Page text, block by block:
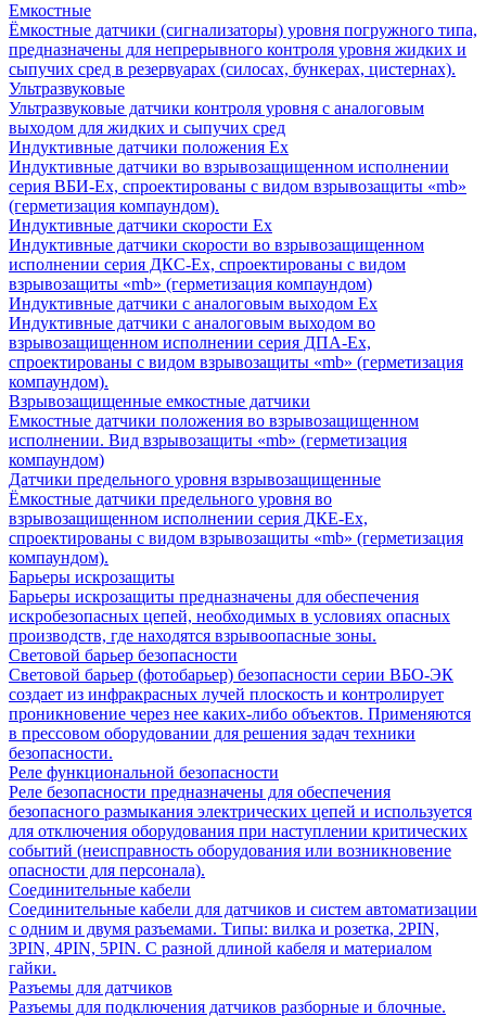
Емкостные
Ёмкостные датчики (сигнализаторы) уровня погружного типа,
предназначены для непрерывного контроля уровня жидких и
сыпучих сред в резервуарах (силосах, бункерах, цистернах).
Ультразвуковые
Ультразвуковые датчики контроля уровня с аналоговым
выходом для жидких и сыпучих сред
Индуктивные датчики положения Ех
Индуктивные датчики во взрывозащищенном исполнении
серия ВБИ-Ех, спроектированы с видом взрывозащиты «mb»
(герметизация компаундом).
Индуктивные датчики скорости Ех
Индуктивные датчики скорости во взрывозащищенном
исполнении серия ДКС-Ех, спроектированы с видом
взрывозащиты «mb» (герметизация компаундом)
Индуктивные датчики с аналоговым выходом Ех
Индуктивные датчики с аналоговым выходом во
взрывозащищенном исполнении серия ДПА-Ех,
спроектированы с видом взрывозащиты «mb» (герметизация
компаундом).
Взрывозащищенные емкостные датчики
Емкостные датчики положения во взрывозащищенном
исполнении. Вид взрывозащиты «mb» (герметизация
компаундом)
Датчики предельного уровня взрывозащищенные
Ёмкостные датчики предельного уровня во
взрывозащищенном исполнении серия ДКЕ-Ех,
спроектированы с видом взрывозащиты «mb» (герметизация
компаундом).
Барьеры искрозащиты
Барьеры искрозащиты предназначены для обеспечения
искробезопасных цепей, необходимых в условиях опасных
производств, где находятся взрывоопасные зоны.
Световой барьер безопасности
Световой барьер (фотобарьер) безопасности серии ВБО-ЭК
создает из инфракрасных лучей плоскость и контролирует
проникновение через нее каких-либо объектов. Применяются
в прессовом оборудовании для решения задач техники
безопасности.
Реле функциональной безопасности
Реле безопасности предназначены для обеспечения
безопасного размыкания электрических цепей и используется
для отключения оборудования при наступлении критических
событий (неисправность оборудования или возникновение
опасности для персонала).
Соединительные кабели
Соединительные кабели для датчиков и систем автоматизации
с одним и двумя разъемами. Типы: вилка и розетка, 2PIN,
3PIN, 4PIN, 5PIN. С разной длиной кабеля и материалом
гайки.
Разъемы для датчиков
Разъемы для подключения датчиков разборные и блочные.